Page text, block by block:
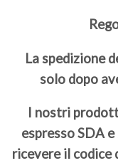
La spedizione
solo dopo
I nostri
espresso SDA
ricevere il codice